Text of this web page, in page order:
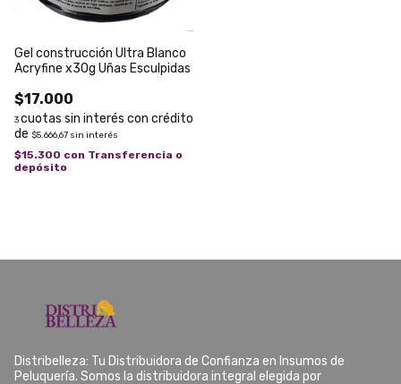
Gel construcción Ultra Blanco
Acryfine x30g Uñas Esculpidas
$17.000
3
$5.666,67 sin interés
$15.300 con Transferencia o
depósito
Distribelleza: Tu Distribuidora de Confianza en Insumos de
Peluquería. Somos la distribuidora integral elegida por